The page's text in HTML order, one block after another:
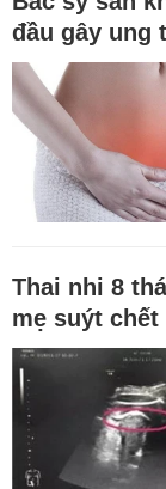
đầu gây ung
Thai nhi 8
mẹ suýt chết